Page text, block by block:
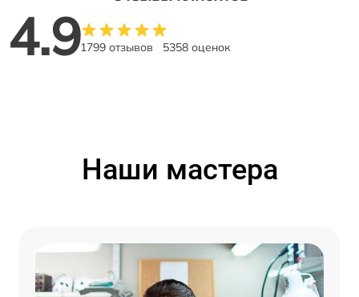
4.91799 отзывов 5358 оценок
Наши мастера